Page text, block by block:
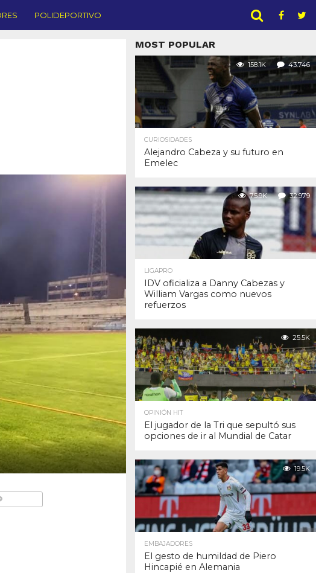
POLIDEPORTIVO
MOST POPULAR
158.1K 43.746
CURIOSIDADES
Alejandro Cabeza y su futuro en
Emelec
75.9K 32.979
LIGAPRO
IDV oficializa a Danny Cabezas y
William Vargas como nuevos
refuerzos
25.5K
OPINIÓN HIT
El jugador de la Tri que sepultó sus
opciones de ir al Mundial de Catar
19.5K
EMBAJADORES
El gesto de humildad de Piero
Hincapié en Alemania